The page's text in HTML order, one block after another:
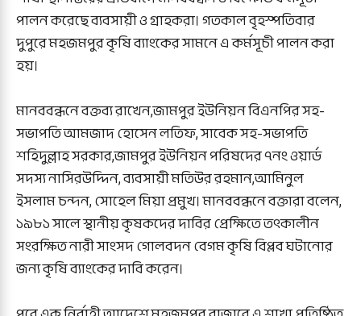
পালন করেছে ব্যবসায়ী ও গ্রাহকরা। গতকাল বৃহস্পতিবার
দুপুরে মহজমপুর কৃষি ব্যাংকের সামনে এ কর্মসূচী পালন করা
হয়।
মানববন্ধনে বক্তব্য রাখেন,জামপুর ইউনিয়ন বিএনপির সহ-
সভাপতি আমজাদ হোসেন লতিফ, সাবেক সহ-সভাপতি
শহিদুল্লাহ সরকার,জামপুর ইউনিয়ন পরিষদের ৭নং ওয়ার্ড
সদস্য নাসিরউদ্দিন, ব্যবসায়ী মতিউর রহমান,আমিনুল
ইসলাম চন্দন, সোহেল মিয়া প্রমুখ। মানববন্ধনে বক্তারা বলেন,
১৯৮১ সালে স্থানীয় কৃষকদের দাবির প্রেক্ষিতে তৎকালীন
সংরক্ষিত নারী সাংসদ গোলবদন বেগম কৃষি বিপ্লব ঘটানোর
জন্য কৃষি ব্যাংকের দাবি করেন।